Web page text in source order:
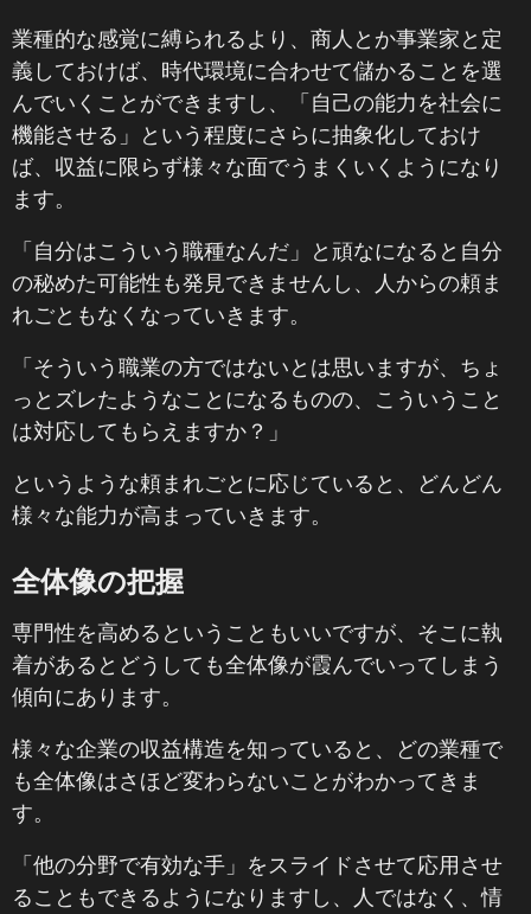
業種的な感覚に縛られるより、商人とか事業家と定
義しておけば、時代環境に合わせて儲かることを選
んでいくことができますし、「自己の能力を社会に
機能させる」という程度にさらに抽象化しておけ
ば、収益に限らず様々な面でうまくいくようになり
ます。
「自分はこういう職種なんだ」と頑なになると自分
の秘めた可能性も発見できませんし、人からの頼ま
れごともなくなっていきます。
「そういう職業の方ではないとは思いますが、ちょ
っとズレたようなことになるものの、こういうこと
は対応してもらえますか？」
というような頼まれごとに応じていると、どんどん
様々な能力が高まっていきます。
全体像の把握
専門性を高めるということもいいですが、そこに執
着があるとどうしても全体像が霞んでいってしまう
傾向にあります。
様々な企業の収益構造を知っていると、どの業種で
も全体像はさほど変わらないことがわかってきま
す。
「他の分野で有効な手」をスライドさせて応用させ
ることもできるようになりますし、人ではなく、情